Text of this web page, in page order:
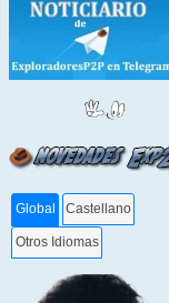
Global Castellano
Otros Idiomas